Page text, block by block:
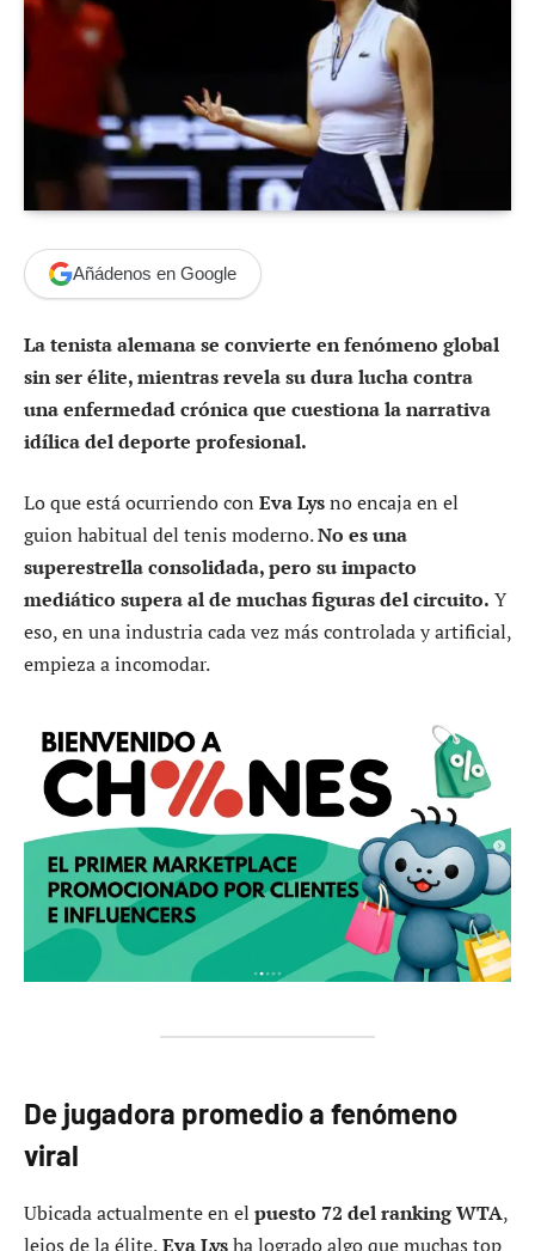
Añádenos en Google
La tenista alemana se convierte en fenómeno global
sin ser élite, mientras revela su dura lucha contra
una enfermedad crónica que cuestiona la narrativa
idílica del deporte profesional.
Lo que está ocurriendo con Eva Lysno encaja en el
guion habitual del tenis moderno.No es una
superestrella consolidada, pero su impacto
mediático supera al de muchas figuras del circuito. Y
eso, en una industria cada vez más controlada y artificial,
empieza a incomodar.
De jugadora promedio a fenómeno
viral
Ubicada actualmente en el puesto 72 del ranking WTA,
lejos de la élite,Eva Lysha logrado algo que muchas top